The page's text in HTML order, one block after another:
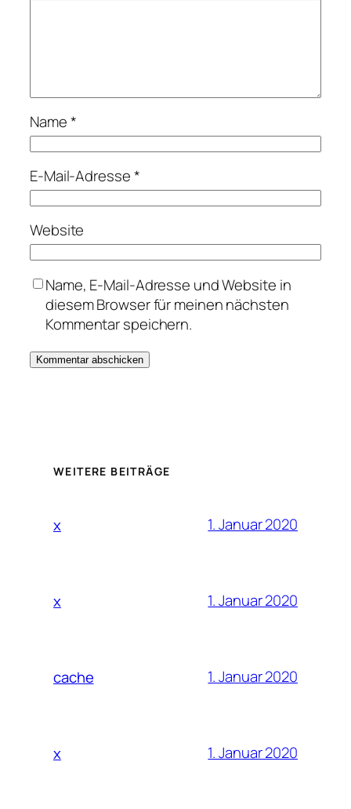
Name*
E-Mail-Adresse*
Website
Name, E-Mail-Adresse und Website in
diesem Browser für meinen nächsten
Kommentar speichern.
WEITERE BEITRÄGE
x 1. Januar 2020
x 1. Januar 2020
cache 1. Januar 2020
x 1. Januar 2020